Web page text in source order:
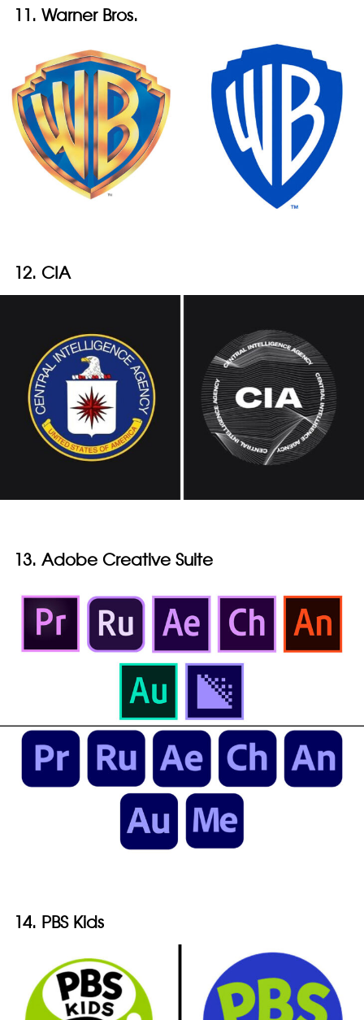
11. Warner Bros.
12. CIA
13. Adobe Creative Suite
14. PBS Kids